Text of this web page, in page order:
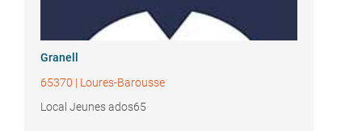
Granell
65370 | Loures-Barousse
Local Jeunes ados65